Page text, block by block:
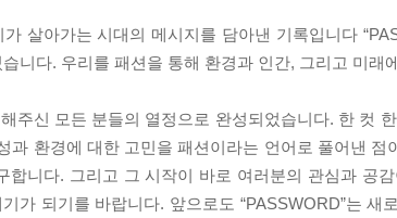
살아가는 시대의 메시지를 담아낸 기록입니다
니다. 우리를 패션을 통해 환경과 인간, 그리고 미래
주신 모든 분들의 열정으로 완성되었습니다. 한 컷
과 환경에 대한 고민을 패션이라는 언어로 풀어낸 점
합니다. 그리고 그 시작이 바로 여러분의 관심과 공
가 되기를 바랍니다. 앞으로도 “PASSWORD”는 새